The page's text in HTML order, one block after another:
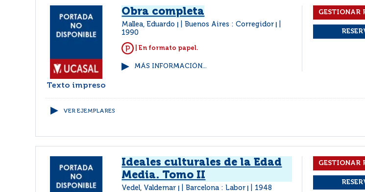
Texto impreso
Obra completa
Mallea, Eduardo Buenos Aires : Corregidor
1990
| En formato papel.
MÁS INFORMACIÓN...
VER EJEMPLARES
Ideales culturales de la Edad
Media. Tomo II
Vedel, Valdemar Barcelona : Labor 1948